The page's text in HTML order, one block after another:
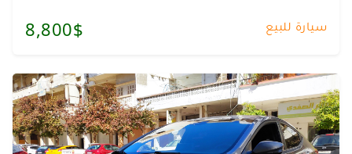
سيارة للبيع 8,800$